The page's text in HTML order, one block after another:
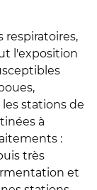
respiratoires,
l'exposition
stations de
à
:
très
et